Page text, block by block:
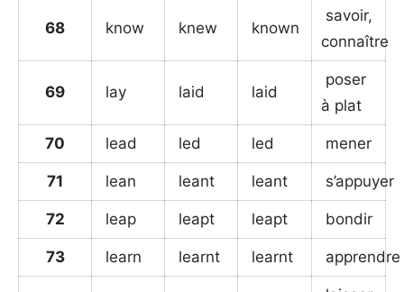
68 know knew known
savoir,
connaître
69 lay laid laid
poser
à plat
70 lead led led mener
71 lean leant leant s’appuyer
72 leap leapt leapt bondir
73 learn learnt learnt apprendre